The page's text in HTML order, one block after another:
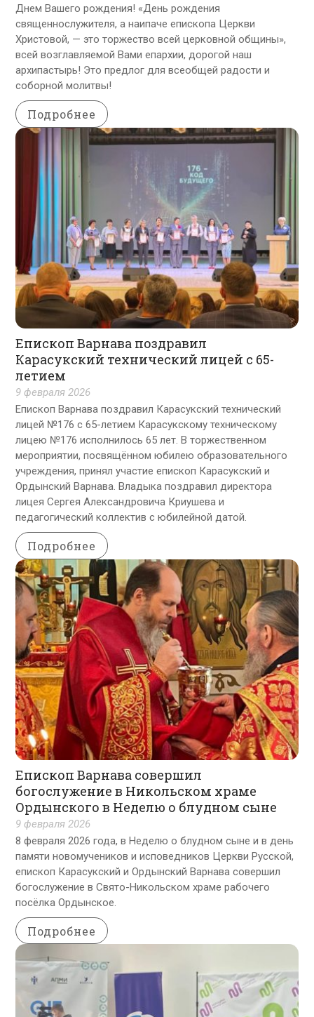
Днем Вашего рождения! «День рождения
священнослужителя, а наипаче епископа Церкви
Христовой, — это торжество всей церковной общины»,
всей возглавляемой Вами епархии, дорогой наш
архипастырь! Это предлог для всеобщей радости и
соборной молитвы!
Подробнее
Епископ Варнава поздравил
Карасукский технический лицей с 65-
летием
9 февраля 2026
Епископ Варнава поздравил Карасукский технический
лицей №176 с 65-летием Карасукскому техническому
лицею №176 исполнилось 65 лет. В торжественном
мероприятии, посвящённом юбилею образовательного
учреждения, принял участие епископ Карасукский и
Ордынский Варнава. Владыка поздравил директора
лицея Сергея Александровича Криушева и
педагогический коллектив с юбилейной датой.
Подробнее
Епископ Варнава совершил
богослужение в Никольском храме
Ордынского в Неделю о блудном сыне
9 февраля 2026
8 февраля 2026 года, в Неделю о блудном сыне и в день
памяти новомучеников и исповедников Церкви Русской,
епископ Карасукский и Ордынский Варнава совершил
богослужение в Свято-Никольском храме рабочего
посёлка Ордынское.
Подробнее